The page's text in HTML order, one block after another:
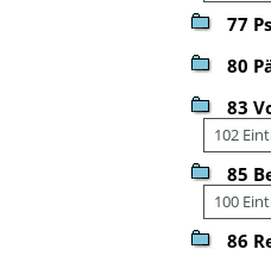
77
80
83
102
85
100
86